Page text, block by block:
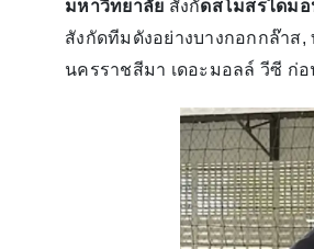
มหาวิทยาลัย สังกัดสโมสรไดม
สังกัดทีมดังอย่างบางกอกกล๊า
นครราชสีมา เดอะมอลล์ วีซี ก่